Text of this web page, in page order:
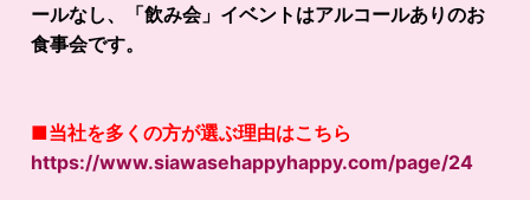
ールなし、「飲み会」イベントはアルコールありのお
食事会です。
■当社を多くの方が選ぶ理由はこちら
https://www.siawasehappyhappy.com/page/24